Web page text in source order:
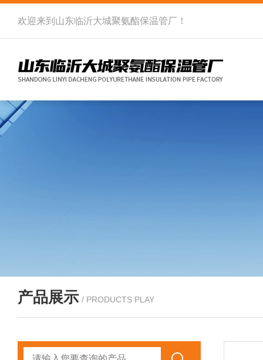
欢迎来到 山东临沂大城聚氨酯保温管厂 ！
产品展示 / PRODUCTS PLAY